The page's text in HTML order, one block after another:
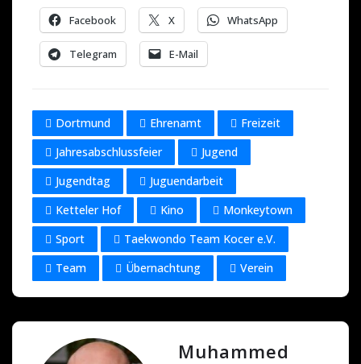
Facebook X WhatsApp
Telegram E-Mail
Dortmund Ehrenamt
Freizeit
Jahresabschlussfeier
Jugend
Jugendtag
Juguendarbeit
Ketteler Hof
Kino
Monkeytown
Sport
Taekwondo Team Kocer e.V.
Team
Übernachtung Verein
Muhammed